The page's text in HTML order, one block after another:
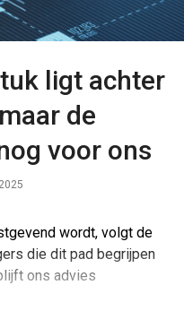
ligt achter
de
voor ons
wordt, volgt de
die dit pad begrijpen
ons advies